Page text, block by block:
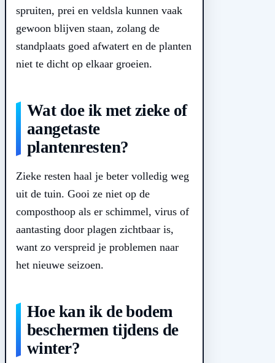
spruiten, prei en veldsla kunnen vaak
gewoon blijven staan, zolang de
standplaats goed afwatert en de planten
niet te dicht op elkaar groeien.
Wat doe ik met zieke of
aangetaste
plantenresten?
Zieke resten haal je beter volledig weg
uit de tuin. Gooi ze niet op de
composthoop als er schimmel, virus of
aantasting door plagen zichtbaar is,
want zo verspreid je problemen naar
het nieuwe seizoen.
Hoe kan ik de bodem
beschermen tijdens de
winter?